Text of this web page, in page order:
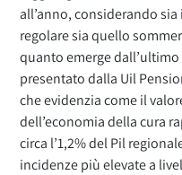
all’anno, considerando sia
regolare sia quello
quanto emerge
presentato dalla Uil
che evidenzia come il
dell’economia della cura
circa l’1,2% del Pil
incidenze più elevate a